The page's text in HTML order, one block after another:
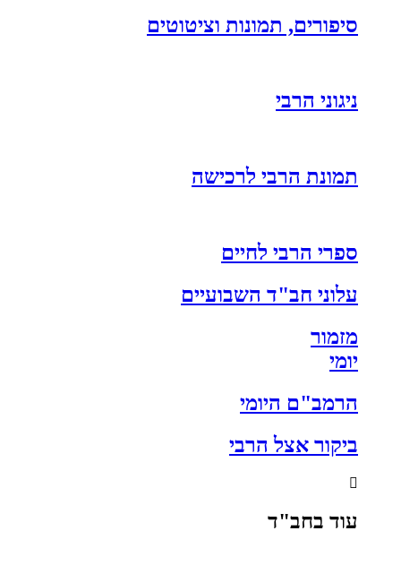
סיפורים, תמונות וציטוטים
ניגוני הרבי
תמונת הרבי לרכישה
ספרי הרבי לחיים
עלוני חב"ד השבועיים
מזמור
יומי
הרמב"ם היומי
ביקור אצל הרבי
עוד בחב"ד